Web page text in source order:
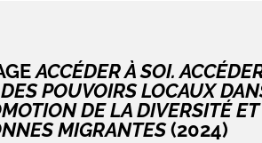
ACCÉDER À SOI.
POUVOIRS LOCAUX
DE LA DIVERSITÉ
MIGRANTES(2024)